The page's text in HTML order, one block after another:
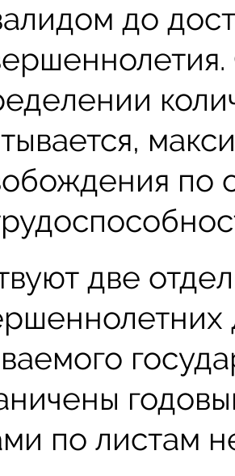
до
по
две
по листам